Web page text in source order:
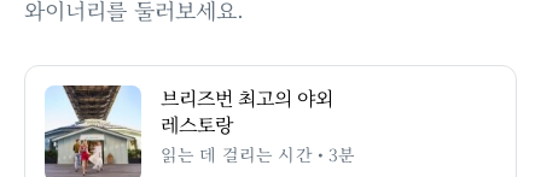
와이너리를 둘러보세요.
브리즈번 최고의 야외
레스토랑
읽는 데 걸리는 시간 • 3분